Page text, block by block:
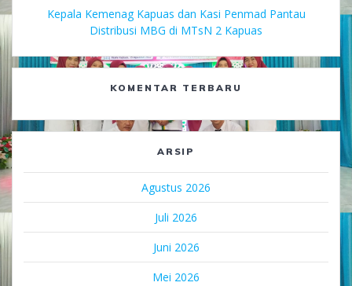
Kepala Kemenag Kapuas dan Kasi Penmad Pantau
Distribusi MBG di MTsN 2 Kapuas
KOMENTAR TERBARU
ARSIP
Agustus 2026
Juli 2026
Juni 2026
Mei 2026